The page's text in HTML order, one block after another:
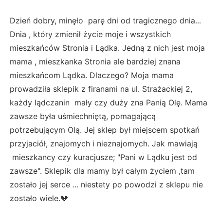
Dzień dobry, minęło parę dni od tragicznego dnia...
Dnia , który zmienił życie moje i wszystkich
mieszkańców Stronia i Lądka. Jedną z nich jest moja
mama , mieszkanka Stronia ale bardziej znana
mieszkańcom Lądka. Dlaczego? Moja mama
prowadziła sklepik z firanami na ul. Strażackiej 2,
każdy lądczanin mały czy duży zna Panią Olę. Mama
zawsze była uśmiechniętą, pomagającą
potrzebującym Olą. Jej sklep był miejscem spotkań
przyjaciół, znajomych i nieznajomych. Jak mawiają
mieszkancy czy kuracjusze; "Pani w Lądku jest od
zawsze". Sklepik dla mamy był całym życiem ,tam
zostało jej serce ... niestety po powodzi z sklepu nie
zostało wiele.💔